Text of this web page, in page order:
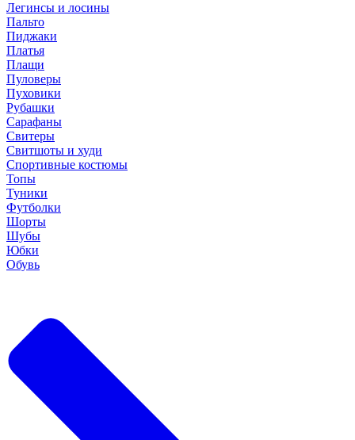
Легинсы и лосины
Пальто
Пиджаки
Платья
Плащи
Пуловеры
Пуховики
Рубашки
Сарафаны
Свитеры
Свитшоты и худи
Спортивные костюмы
Топы
Туники
Футболки
Шорты
Шубы
Юбки
Обувь